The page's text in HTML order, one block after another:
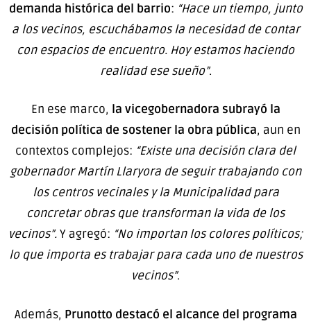
demanda histórica del barrio: “Hace un tiempo, junto
a los vecinos, escuchábamos la necesidad de contar
con espacios de encuentro. Hoy estamos haciendo
realidad ese sueño”.
En ese marco, la vicegobernadora subrayó la
decisión política de sostener la obra pública, aun en
contextos complejos: “Existe una decisión clara del
gobernador Martín Llaryora de seguir trabajando con
los centros vecinales y la Municipalidad para
concretar obras que transforman la vida de los
vecinos”.Y agregó: “No importan los colores políticos;
lo que importa es trabajar para cada uno de nuestros
vecinos”.
Además, Prunotto destacó el alcance del programa